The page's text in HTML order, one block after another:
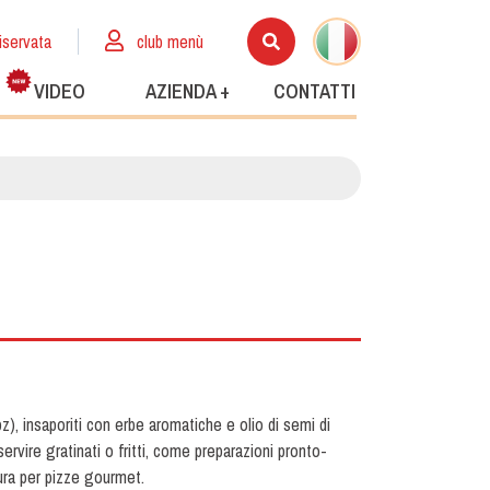
club menù
VIDEO AZIENDA + CONTATTI
insaporiti con erbe aromatiche e olio di semi di
gratinati o fritti, come preparazioni pronto-
per pizze gourmet.